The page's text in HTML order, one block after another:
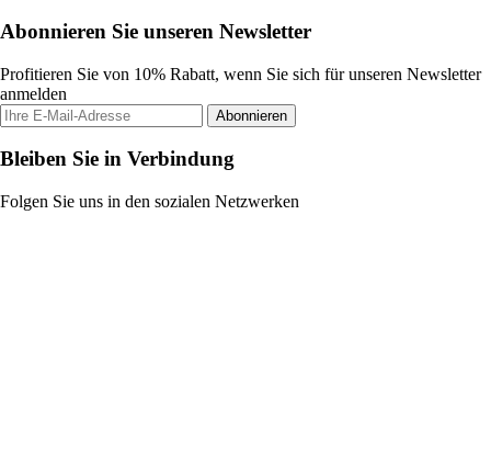
Abonnieren Sie unseren Newsletter
Profitieren Sie von 10% Rabatt, wenn Sie sich für unseren Newsletter
anmelden
Abonnieren
Bleiben Sie in Verbindung
Folgen Sie uns in den sozialen Netzwerken